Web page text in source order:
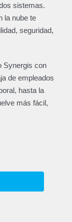
sistemas.
la nube te
seguridad,
Synergis con
de empleados
hasta la
más fácil,